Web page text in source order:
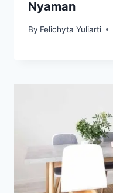
Nyaman
By Felichyta Yuliarti